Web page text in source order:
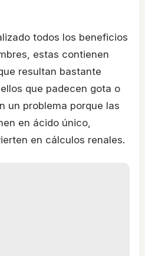
todos los beneficios
estas contienen
resultan bastante
que padecen gota o
un problema porque las
en ácido único,
en cálculos renales.